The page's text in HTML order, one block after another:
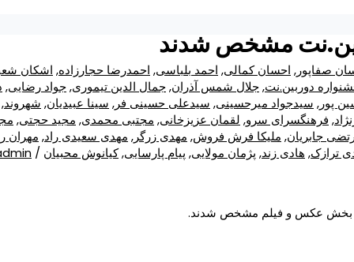
مشخص شدند
صفاپور, احسان کمالی, احمد بلباسی, احمدرضا حجارزاده, اشکان
دوربین.نت,جلال شمس آذران,جمال الدین تیموری,جواد رضایی,
پور, سیدجواد میرحسینی, سیدعلی حسینی فر, سینا عبیدیان, شهروند,
, فرهنگسرای سرو, لقمان عزیزخانی, مجتبی محمدی, مجید حجتی,
جابریان, ملیکا فرش فروش, مهدی زرگر, مهدی سعیدی راد, مهران
ترازک, هادی زند, پژمان مولایی, پیام پارسایی,کیانوش محبیان / By
بخش عکس و فیلم مشخص شدند.